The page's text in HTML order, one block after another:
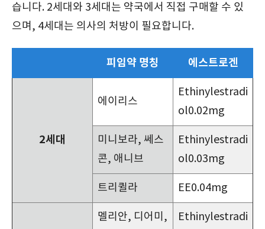
습니다. 2세대와 3세대는 약국에서 직접 구매할 수 있
으며, 4세대는 의사의 처방이 필요합니다.
피임약 명칭 에스트로겐
2세대
에이리스
Ethinylestradi
ol0.02mg
미니보라, 쎄스
콘, 애니브
Ethinylestradi
ol0.03mg
트리퀼라 EE0.04mg
멜리안, 디어미,
Ethinylestradi